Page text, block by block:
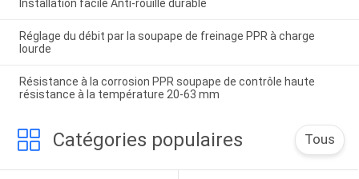
Installation facile Anti-rouille durable
Réglage du débit par la soupape de freinage PPR à charge
lourde
Résistance à la corrosion PPR soupape de contrôle haute
résistance à la température 20-63 mm
Catégories populaires Tous